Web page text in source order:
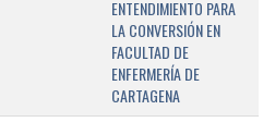
ENTENDIMIENTO PARA
LA CONVERSIÓN EN
FACULTAD DE
ENFERMERÍA DE
CARTAGENA